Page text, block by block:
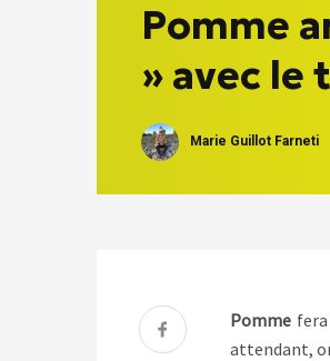
Pomme
» avec le
Marie Guillot Farneti
Pomme
attendant,